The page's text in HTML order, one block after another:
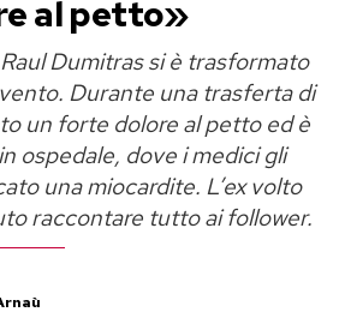
Vatiero e Mirko Brunetti
il pubblico diTemptation
poi in una delle
più seguite sui social. Cinque
una rottura davanti alle
legami, il riavvicinamento
Fratello e infine il
una volta terminato il
al petto»
Dumitras si è trasformato
Durante una trasferta di
un forte dolore al petto ed è
ospedale, dove i medici gli
una miocardite. L’ex volto
raccontare tutto ai follower.